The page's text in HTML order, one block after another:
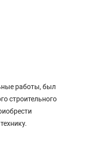
работы, был
строительного